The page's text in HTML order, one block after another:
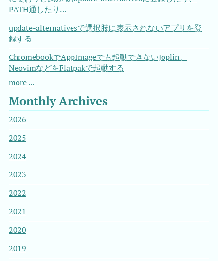
PATH通したり…
update-alternativesで選択肢に表示されないアプリを登
録する
ChromebookでAppImageでも起動できないJoplin、
NeovimなどをFlatpakで起動する
more ...
Monthly Archives
2026
2025
2024
2023
2022
2021
2020
2019